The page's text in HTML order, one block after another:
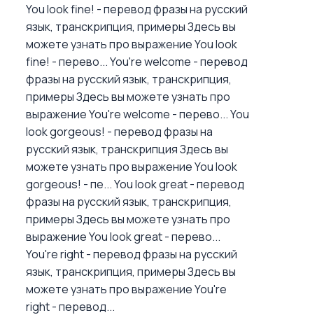
You look fine! - перевод фразы на русский
язык, транскрипция, примерыЗдесь вы
можете узнать про выражение You look
fine! - перево...You're welcome - перевод
фразы на русский язык, транскрипция,
примерыЗдесь вы можете узнать про
выражение You're welcome - перево...You
look gorgeous! - перевод фразы на
русский язык, транскрипцияЗдесь вы
можете узнать про выражение You look
gorgeous! - пе...You look great - перевод
фразы на русский язык, транскрипция,
примерыЗдесь вы можете узнать про
выражение You look great - перево...
You're right - перевод фразы на русский
язык, транскрипция, примерыЗдесь вы
можете узнать про выражение You're
right - перевод...